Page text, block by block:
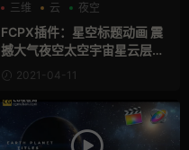
三维
云 夜空
FCPX插件：星空标题动画 震
撼大气夜空太空宇宙星云层文
字动画fcpx模板 Above the St
ars
2021-04-11